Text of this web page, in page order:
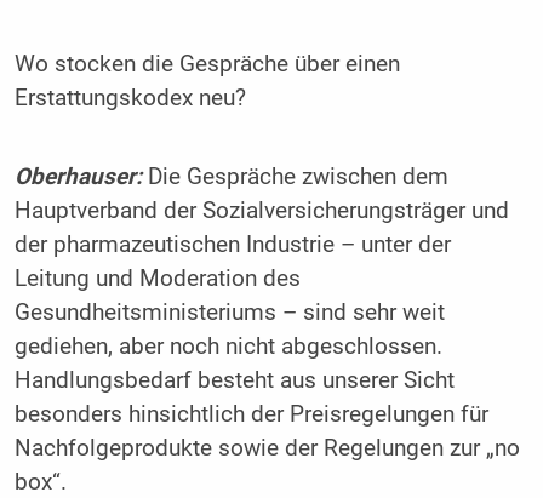
Wo stocken die Gespräche über einen
Erstattungskodex neu?
Oberhauser:Die Gespräche zwischen dem
Hauptverband der Sozialversicherungsträger und
der pharmazeutischen Industrie – unter der
Leitung und Moderation des
Gesundheitsministeriums – sind sehr weit
gediehen, aber noch nicht abgeschlossen.
Handlungsbedarf besteht aus unserer Sicht
besonders hinsichtlich der Preisregelungen für
Nachfolgeprodukte sowie der Regelungen zur „no
box“.